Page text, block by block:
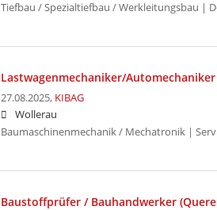
Tiefbau / Spezialtiefbau / Werkleitungsbau |
Lastwagenmechaniker/
27.08.2025, KIBAG
Wollerau
Baumaschinenmechanik / Mechatronik |
Baustoffprüfer / Bauhandwerker